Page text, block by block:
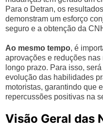
Para o Detran, os
demonstram um esforço
seguro e a obtenção da
Ao mesmo tempo, é
aprovações e reduções
longo prazo. Para isso,
evolução das habilidades
motoristas, garantindo que
repercussões positivas na
Visão Geral das